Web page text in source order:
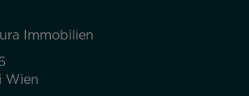
Immobilien
Wien